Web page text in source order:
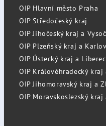
OIP Hlavní město Praha
OIP Středočeský kraj
OIP Jihočeský kraj a
OIP Plzeňský kraj a
OIP Ústecký kraj a
OIP Královéhradecký
OIP Jihomoravský kraj a
OIP Moravskoslezský